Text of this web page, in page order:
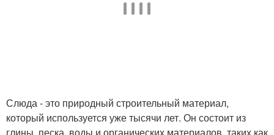
Слюда - это природный строительный материал,
который используется уже тысячи лет. Он состоит из